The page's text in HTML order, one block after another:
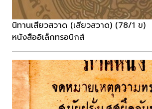
นิทานเสียวสวาด (เสียวสวาด) (78/1 ข)
หนังสืออิเล็กทรอนิกส์